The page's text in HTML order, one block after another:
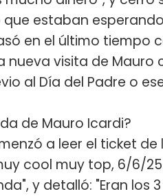
que estaban
en el último tiempo
nueva visita de Mauro
al Día del Padre o
de Mauro Icardi?
a leer el ticket
cool muy top, 6/6/
y detalló: "Eran los